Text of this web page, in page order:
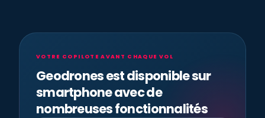
VOTRE COPILOTE AVANT CHAQUE VOL
Geodrones est disponible sur
smartphone avec de
nombreuses fonctionnalités